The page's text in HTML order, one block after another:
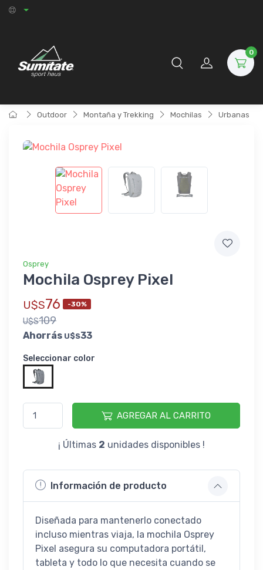
0
Outdoor Montaña y Trekking Mochilas Urbanas
Osprey
Mochila Osprey Pixel
U$S76 -30%
U$S109
Ahorrás U$S33
Seleccionar color
AGREGAR AL CARRITO
¡ Últimas 2 unidades disponibles !
Información de producto
Diseñada para mantenerlo conectado
incluso mientras viaja, la mochila Osprey
Pixel asegura su computadora portátil,
tableta y todo lo que necesita cuando se